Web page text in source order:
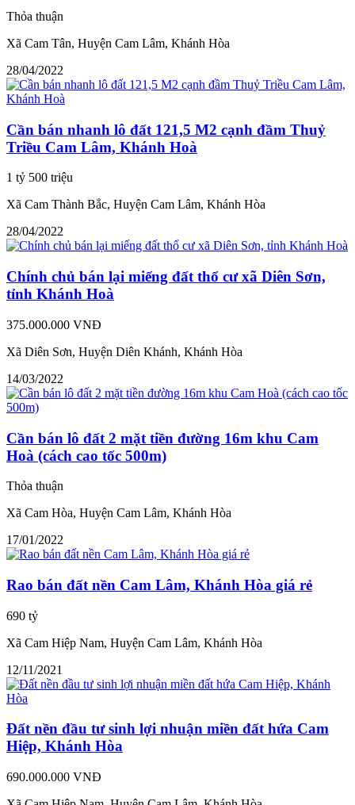
Thỏa thuận
Xã Cam Tân, Huyện Cam Lâm, Khánh Hòa
28/04/2022
Cần bán nhanh lô đất 121,5 M2 cạnh đầm Thuỷ
Triều Cam Lâm, Khánh Hoà
1 tỷ 500 triệu
Xã Cam Thành Bắc, Huyện Cam Lâm, Khánh Hòa
28/04/2022
Chính chủ bán lại miếng đất thổ cư xã Diên Sơn,
tỉnh Khánh Hoà
375.000.000 VNĐ
Xã Diên Sơn, Huyện Diên Khánh, Khánh Hòa
14/03/2022
Cần bán lô đất 2 mặt tiền đường 16m khu Cam
Hoà (cách cao tốc 500m)
Thỏa thuận
Xã Cam Hòa, Huyện Cam Lâm, Khánh Hòa
17/01/2022
Rao bán đất nền Cam Lâm, Khánh Hòa giá rẻ
690 tỷ
Xã Cam Hiệp Nam, Huyện Cam Lâm, Khánh Hòa
12/11/2021
Đất nền đầu tư sinh lợi nhuận miền đất hứa Cam
Hiệp, Khánh Hòa
690.000.000 VNĐ